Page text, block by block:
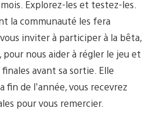
Explorez-les et testez-les.
la communauté les fera
vous inviter à participer à la bêta,
pour nous aider à régler le jeu et
avant sa sortie. Elle
fin de l’année, vous recevrez
pour vous remercier.